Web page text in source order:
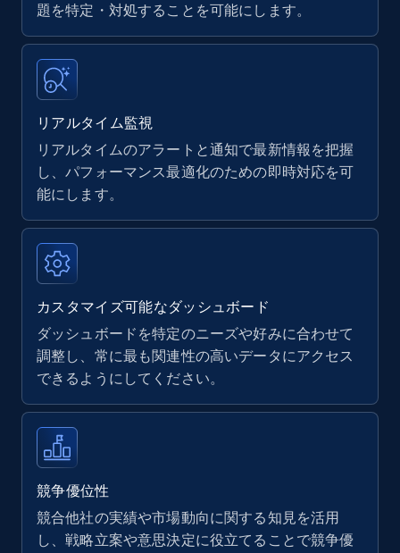
upc numbers
Title, Seller name, Brand, Description, Initial
price, Currency, Availability, Reviews count, and
more.
35.3K+ 5.7K+
URL, Product name, Product rating, Product
rating object, Product rating max, Rating,
Author name, Asin, and more.
7.4K+ 872+ 今すぐ始める
Walmart - products
URL, Final price, Sku, Currency, Gtin,
Specifications, Image urls, Top reviews, and
more.
5.6K+ 877+ 今すぐ始める
題を特定・対処することを可能にします。
リアルタイム監視
リアルタイムのアラートと通知で最新情報を把握
し、パフォーマンス最適化のための即時対応を可
能にします。
カスタマイズ可能なダッシュボード
ダッシュボードを特定のニーズや好みに合わせて
調整し、常に最も関連性の高いデータにアクセス
できるようにしてください。
競争優位性
競合他社の実績や市場動向に関する知見を活用
し、戦略立案や意思決定に役立てることで競争優